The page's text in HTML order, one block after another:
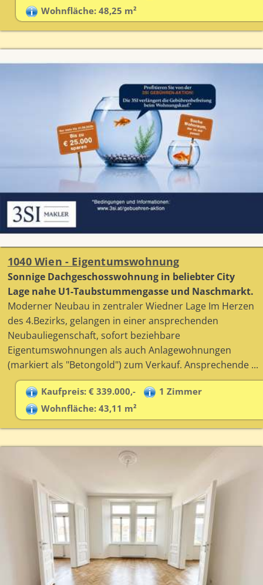
Wohnfläche: 48,25 m²
1040 Wien - Eigentumswohnung
Sonnige Dachgeschosswohnung in beliebter City
Lage nahe U1-Taubstummengasse und Naschmarkt.
Moderner Neubau in zentraler Wiedner Lage Im Herzen
des 4.Bezirks, gelangen in einer ansprechenden
Neubauliegenschaft, sofort beziehbare
Eigentumswohnungen als auch Anlagewohnungen
(markiert als "Betongold") zum Verkauf. Ansprechende ...
Kaufpreis: € 339.000,-
1 Zimmer
Wohnfläche: 43,11 m²